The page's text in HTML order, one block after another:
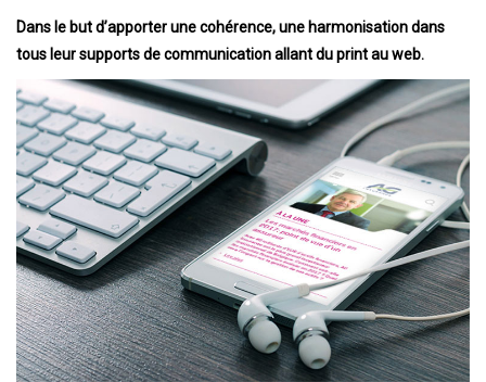
Dans le but d’apporter une cohérence, une harmonisation dans
tous leur supports de communication allant du print au web.